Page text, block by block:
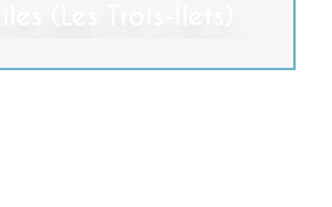
(Les Trois-Îlets)